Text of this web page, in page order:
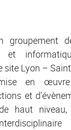
groupement
et
site Lyon –
en œuvre
et
haut